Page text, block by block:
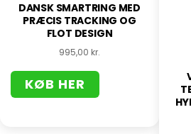
DANSK SMARTRING MED
PRÆCIS TRACKING OG
FLOT DESIGN
995,00 kr.
KØB HER